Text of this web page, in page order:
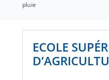
pluie
ECOLE